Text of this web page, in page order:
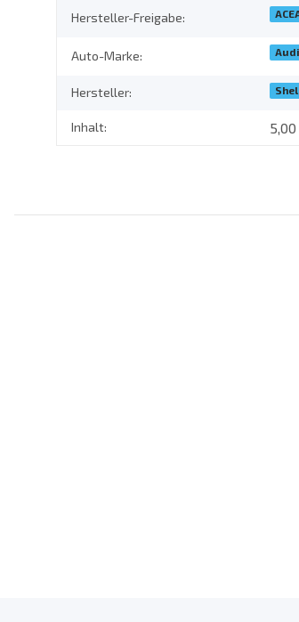
Hersteller-Freigabe:
Auto-Marke:
Hersteller:
Inhalt: 5,00